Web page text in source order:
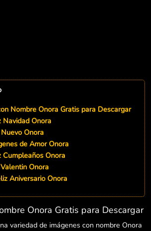
Nombre Onora Gratis para Descargar
Navidad Onora
Onora
de Amor Onora
Cumpleaños Onora
Onora
Aniversario Onora
Onora Gratis para Descargar
variedad de imágenes con nombre Onora